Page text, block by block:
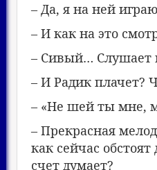
– Да, я на ней
– И как на это
– Сивый… Слушает
– И Радик плачет?
– «Не шей ты мне,
– Прекрасная
как сейчас
счет думает?